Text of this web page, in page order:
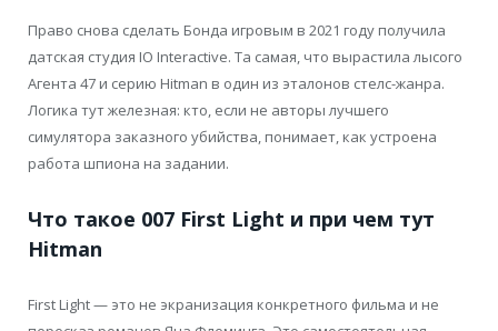
Право снова сделать Бонда игровым в 2021 году получила
датская студия IO Interactive. Та самая, что вырастила лысого
Агента 47 и серию Hitman в один из эталонов стелс-жанра.
Логика тут железная: кто, если не авторы лучшего
симулятора заказного убийства, понимает, как устроена
работа шпиона на задании.
Что такое 007 First Light и при чем тут
Hitman
First Light — это не экранизация конкретного фильма и не